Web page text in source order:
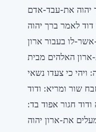
יהוה את-עבד-אדם
דוד לאמר ברך יהוה
לו בעבור ארון
ארון האלהים מבית
כי צעדו נשאי
שור ומריא: ודוד
ודוד חגור אפוד בד:
את-ארון יהוה